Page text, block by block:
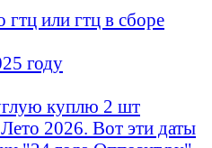
или гтц в сборе
году
куплю 2 шт
2026. Вот эти даты